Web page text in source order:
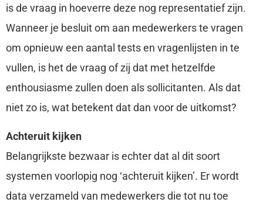
is de vraag in hoeverre deze nog representatief zijn.
Wanneer je besluit om aan medewerkers te vragen
om opnieuw een aantal tests en vragenlijsten in te
vullen, is het de vraag of zij dat met hetzelfde
enthousiasme zullen doen als sollicitanten. Als dat
niet zo is, wat betekent dat dan voor de uitkomst?
Achteruit kijken
Belangrijkste bezwaar is echter dat al dit soort
systemen voorlopig nog ‘achteruit kijken’. Er wordt
data verzameld van medewerkers die tot nu toe